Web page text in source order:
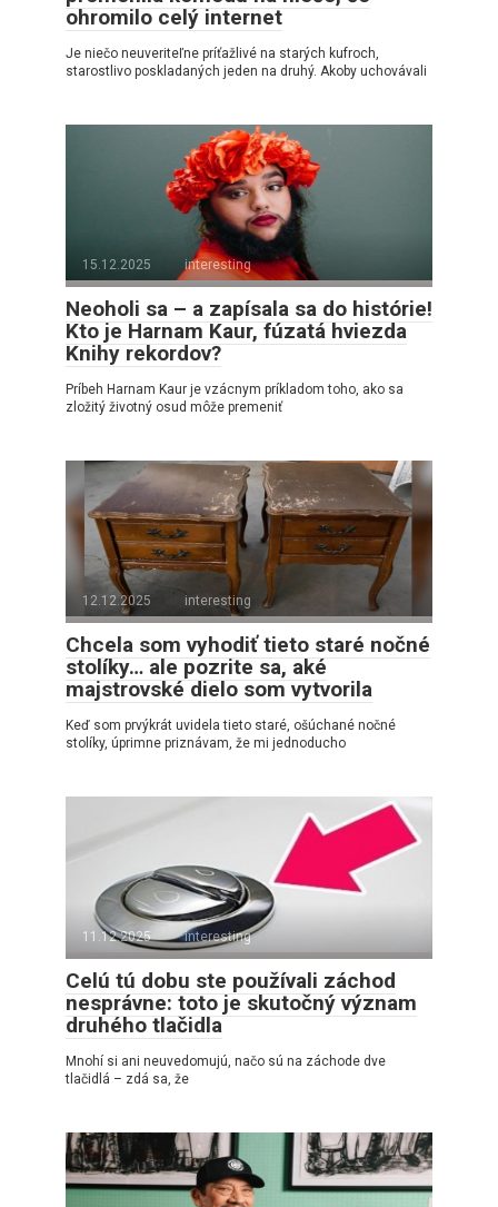
ohromilo celý internet
Je niečo neuveriteľne príťažlivé na starých kufroch,
starostlivo poskladaných jeden na druhý. Akoby uchovávali
15.12.2025 interesting
Neoholi sa – a zapísala sa do histórie!
Kto je Harnam Kaur, fúzatá hviezda
Knihy rekordov?
Príbeh Harnam Kaur je vzácnym príkladom toho, ako sa
zložitý životný osud môže premeniť
12.12.2025 interesting
Chcela som vyhodiť tieto staré nočné
stolíky… ale pozrite sa, aké
majstrovské dielo som vytvorila
Keď som prvýkrát uvidela tieto staré, ošúchané nočné
stolíky, úprimne priznávam, že mi jednoducho
11.12.2025 interesting
Celú tú dobu ste používali záchod
nesprávne: toto je skutočný význam
druhého tlačidla
Mnohí si ani neuvedomujú, načo sú na záchode dve
tlačidlá – zdá sa, že